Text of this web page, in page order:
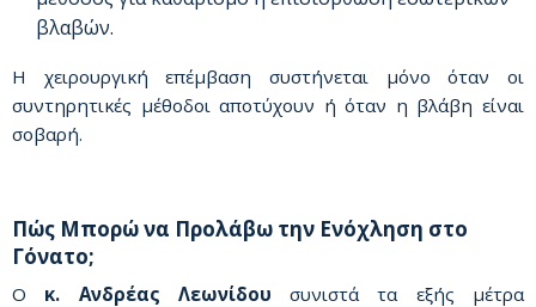
βλαβών.
Η χειρουργική επέμβαση συστήνεται μόνο όταν οι
συντηρητικές μέθοδοι αποτύχουν ή όταν η βλάβη είναι
σοβαρή.
Πώς Μπορώ να Προλάβω την Ενόχληση στο
Γόνατο;
Ο κ. Ανδρέας Λεωνίδου συνιστά τα εξής μέτρα